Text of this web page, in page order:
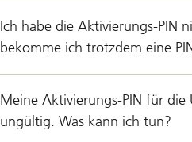
Ich habe die Aktivierungs-PIN
bekomme ich trotzdem eine
Meine Aktivierungs-PIN für die
ungültig. Was kann ich tun?